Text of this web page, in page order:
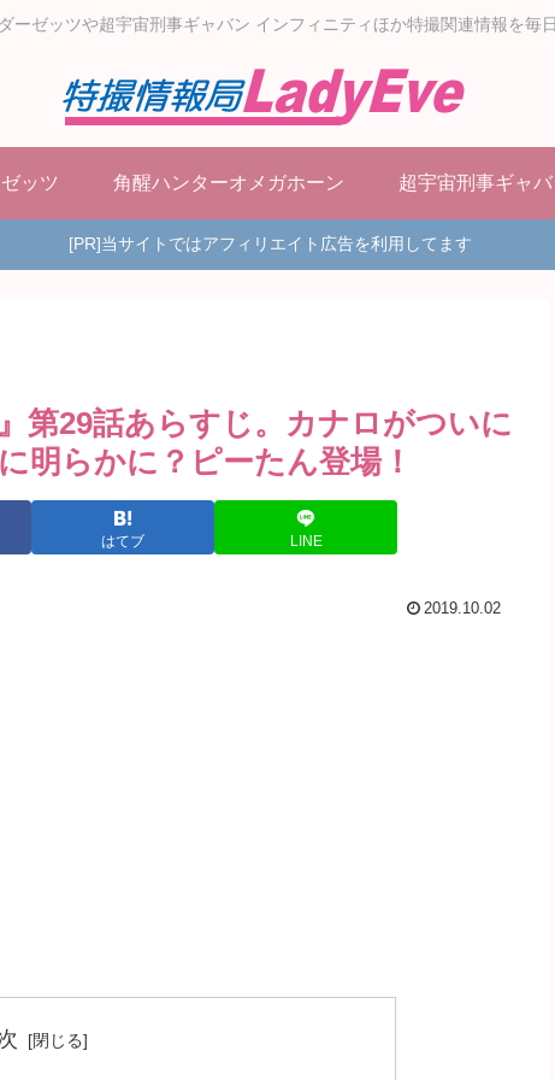
ーゼッツや超宇宙刑事ギャバン インフィニティほか特撮関連情報を毎
ッツ 角醒ハンターオメガホーン 超宇宙刑事ギャ
[PR]当サイトではアフィリエイト広告を利用してます
第29話あらすじ。カナロがついに
明らかに？ピーたん登場！
はてブ LINE
2019.10.02